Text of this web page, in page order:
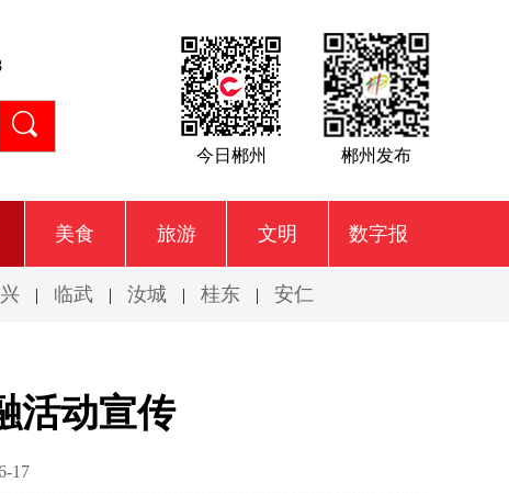
今日郴州 郴州发布
美食 旅游 文明 数字报
| 临武 | 汝城 | 桂东 | 安仁
活动宣传
17